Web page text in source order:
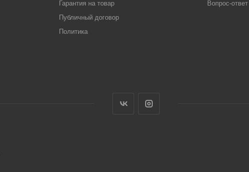
Гарантия на товар
Публичный договор
Политика
Вопрос-ответ